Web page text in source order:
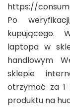
https://
Po
kupującego.
laptopa w
handlowym
sklepie
otrzymać za 1
produktu na